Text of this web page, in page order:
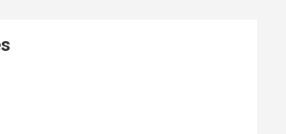
നേട്ടത്തിനുള്ള